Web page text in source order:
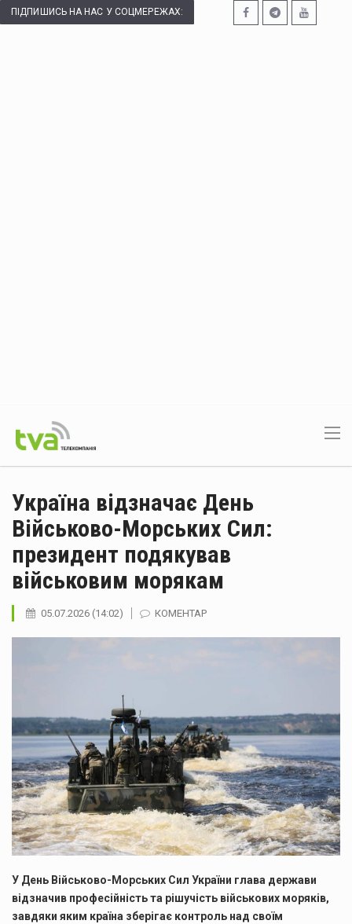
ПІДПИШИСЬ НА НАС У СОЦМЕРЕЖАХ:
Україна відзначає День
Військово-Морських Сил:
президент подякував
військовим морякам
05.07.2026 (14:02) КОМЕНТАР
У День Військово-Морських Сил України глава держави
відзначив професійність та рішучість військових моряків,
завдяки яким країна зберігає контроль над своїм